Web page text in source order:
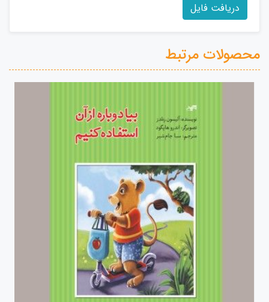
دریافت فایل
محصولات مرتبط